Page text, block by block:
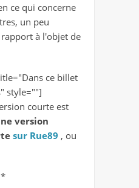
ce qui concerne
un peu
à l'objet de
ce billet
style=""]
courte est
version
sur Rue89 , ou
*